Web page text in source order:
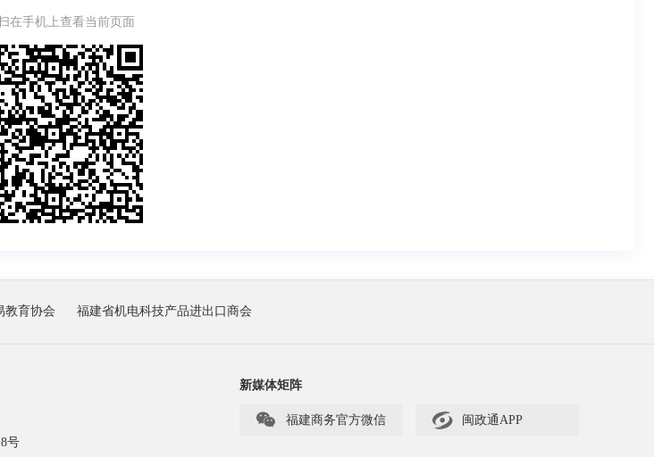
在手机上查看当前页面
教育协会 福建省机电科技产品进出口商会
号
新媒体矩阵
 福建商务官方微信  闽政通APP